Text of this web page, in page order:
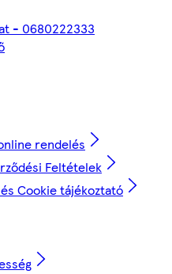
- 0680222333
rendelés
Feltételek
Cookie tájékoztató